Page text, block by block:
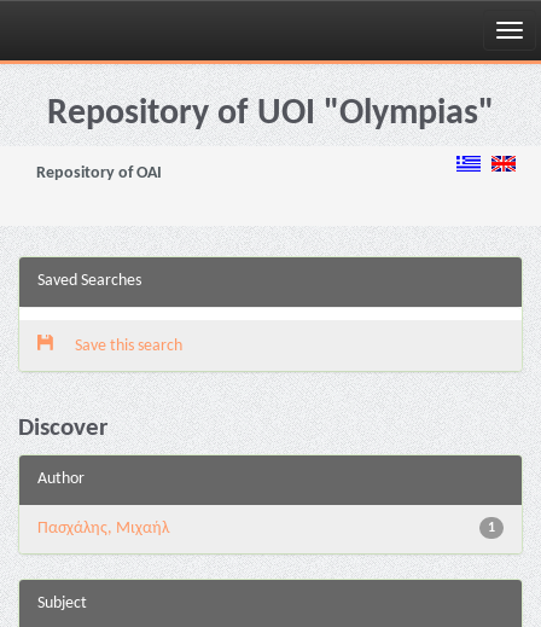
Skip
navigationRepository of UOI "Olympias"
Repository of OAI
Saved Searches
Save this search
Discover
Author
1
Πασχάλης, Μιχαήλ
Subject